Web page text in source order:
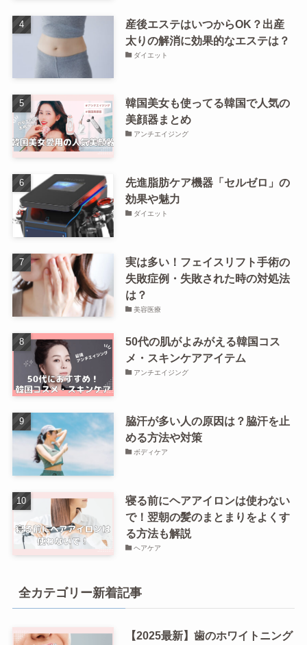
産後エステはいつからOK？出産
太りの解消に効果的なエステは？
ダイエット
韓国美女も使ってる韓国で人気の
美顔器まとめ
アンチエイジング
先進脂肪ケア機器「セルゼロ」の
効果や魅力
ダイエット
実は多い！フェイスリフト手術の
失敗症例・失敗された時の対処法
は？
美容医療
50代の肌がよみがえる韓国コス
メ・スキンケアアイテム
アンチエイジング
脇汗が多い人の原因は？脇汗を止
める方法や対策
ボディケア
寝る前にヘアアイロンは使わない
で！翌朝の髪のまとまりをよくす
る方法も解説
ヘアケア
全カテゴリー新着記事
【2025最新】歯のホワイトニング